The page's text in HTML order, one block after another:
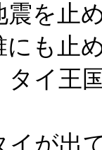
を止
も止
イ王
が出